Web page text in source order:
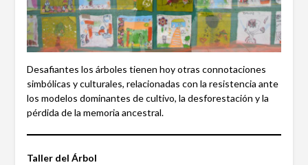
Desafiantes los árboles tienen hoy otras connotaciones
simbólicas y culturales, relacionadas con la resistencia ante
los modelos dominantes de cultivo, la desforestación y la
pérdida de la memoria ancestral.
Taller del Árbol